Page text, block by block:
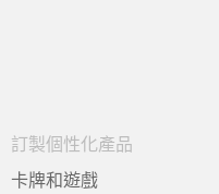
訂製個性化產品
卡牌和遊戲